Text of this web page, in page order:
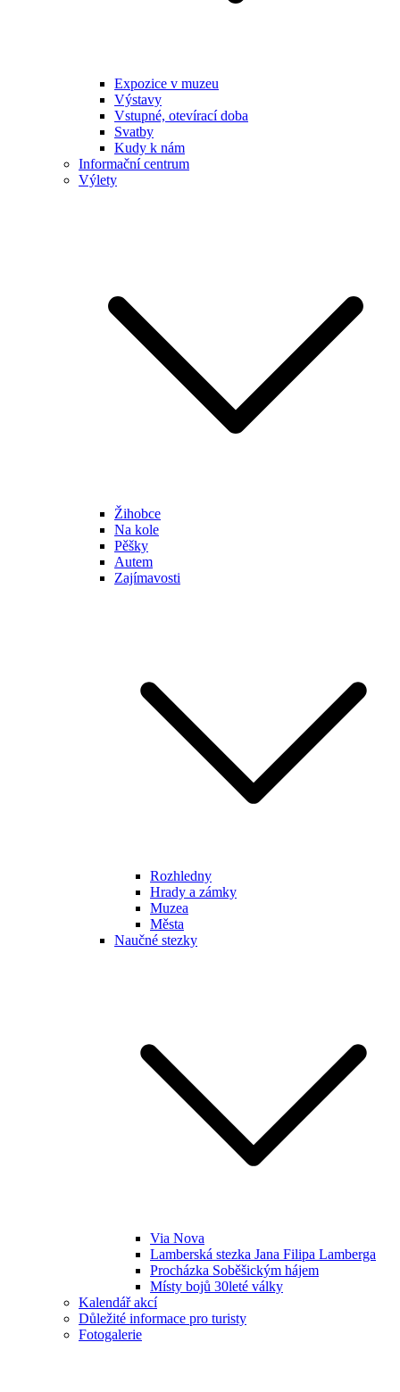
Expozice v muzeu
Výstavy
Vstupné, otevírací doba
Svatby
Kudy k nám
Informační centrum
Výlety
Žihobce
Na kole
Pěšky
Autem
Zajímavosti
Rozhledny
Hrady a zámky
Muzea
Města
Naučné stezky
Via Nova
Lamberská stezka Jana Filipa Lamberga
Procházka Soběšickým hájem
Místy bojů 30leté války
Kalendář akcí
Důležité informace pro turisty
Fotogalerie